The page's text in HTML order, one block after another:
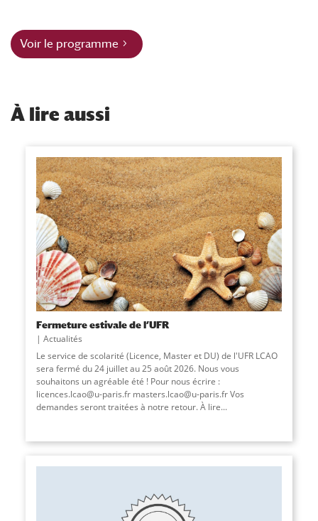
Voir le programme
À lire aussi
Fermeture estivale de l’UFR
Actualités
Le service de scolarité (Licence, Master et DU) de l'UFR LCAO
sera fermé du 24 juillet au 25 août 2026. Nous vous
souhaitons un agréable été ! Pour nous écrire :
licences.lcao@u-paris.fr masters.lcao@u-paris.fr Vos
demandes seront traitées à notre retour. À lire...